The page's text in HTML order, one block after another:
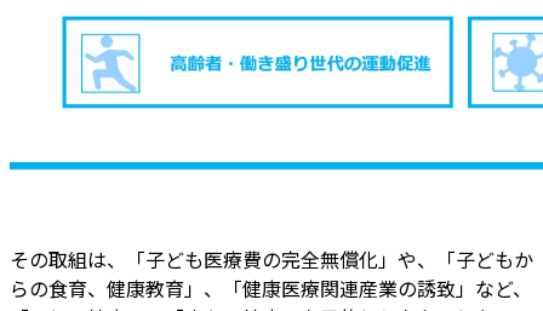
その取組は、「子ども医療費の完全無償化」や、「子どもか
らの食育、健康教育」、「健康医療関連産業の誘致」など、